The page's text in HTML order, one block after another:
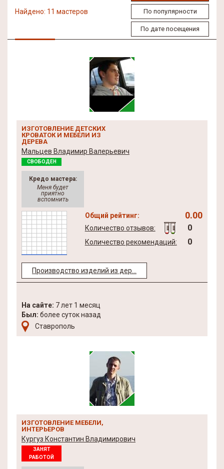
Найдено: 11 мастеров По популярности
По дате посещения
ИЗГОТОВЛЕНИЕ ДЕТСКИХ
КРОВАТОК И МЕБЕЛИ ИЗ
ДЕРЕВА
Мальцев Владимир Валерьевич
СВОБОДЕН
Кредо мастера:
Меня будет
приятно
вспомнить
Общий рейтинг: 0.00
Количество отзывов: 0
Количество рекомендаций: 0
Производство изделий из дер...
На сайте: 7 лет 1 месяц
Был: более суток назад
Ставрополь
ИЗГОТОВЛЕНИЕ МЕБЕЛИ,
ИНТЕРЬЕРОВ
Кургуз Константин Владимирович
ЗАНЯТ
РАБОТОЙ